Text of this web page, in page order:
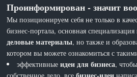
Проинформирован - значит
Мы позиционируем себя не только в
бизнес-портала, основная
деловые материалы, но также и
котором вы можете ознакомиться с
эффективныеидеи для бизнеса,